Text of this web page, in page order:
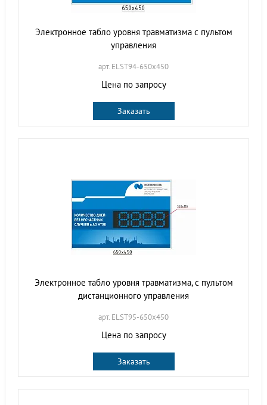
Электронное табло уровня травматизма с пультом
управления
арт. ELST94-650х450
Цена по запросу
Заказать
Электронное табло уровня травматизма, с пультом
дистанционного управления
арт. ELST95-650х450
Цена по запросу
Заказать